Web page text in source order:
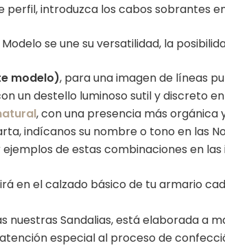
perfil, introduzca los cabos sobrantes
se une su versatilidad, la
modelo), para una imagen de líneas
un destello luminoso sutil y discreto
, con una presencia más
indícanos su nombre o tono en las
ejemplos de estas combinaciones en
en el calzado básico de tu armario
nuestras Sandalias, está elaborada a
especial al proceso de